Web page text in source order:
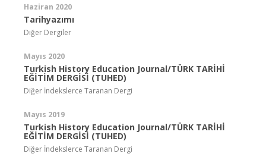
Haziran 2020
Tarihyazımı
Diğer Dergiler
Mayıs 2020
Turkish History Education Journal/TÜRK TARİHİ
EĞİTİM DERGİSİ (TUHED)
Diğer İndekslerce Taranan Dergi
Mayıs 2019
Turkish History Education Journal/TÜRK TARİHİ
EĞİTİM DERGİSİ (TUHED)
Diğer İndekslerce Taranan Dergi